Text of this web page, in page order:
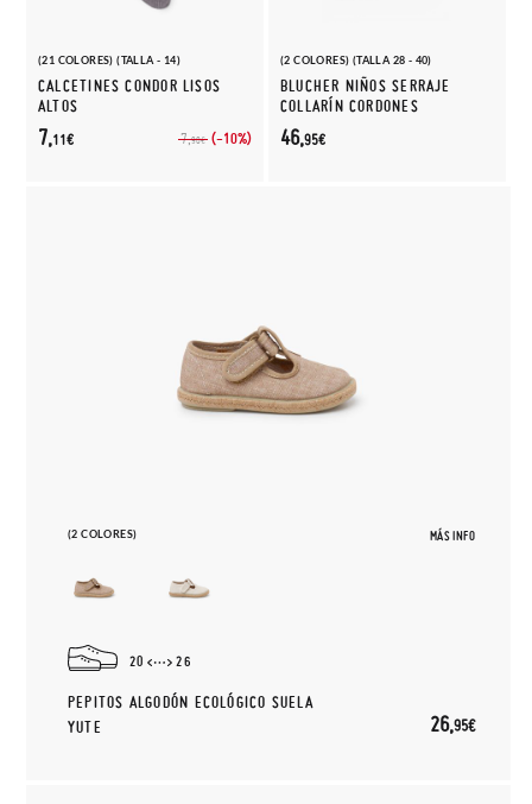
(21 COLORES) (TALLA - 14)
CALCETINES CONDOR LISOS
ALTOS
7,90€ (-10%)
7,11€
(2 COLORES) (TALLA 28 - 40)
BLUCHER NIÑOS SERRAJE
COLLARÍN CORDONES
46,95€
(2 COLORES) MÁS INFO
20 26
PEPITOS ALGODÓN ECOLÓGICO SUELA
YUTE
26,95€